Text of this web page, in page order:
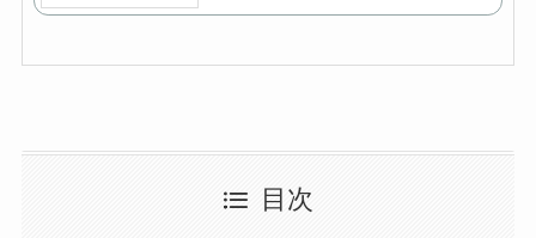
目次